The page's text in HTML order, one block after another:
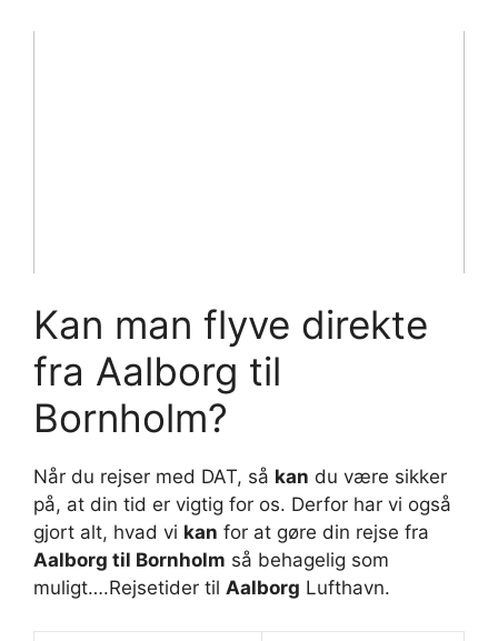
Kan man flyve direkte
fra Aalborg til
Bornholm?
Når du rejser med DAT, så kan du være sikker
på, at din tid er vigtig for os. Derfor har vi også
gjort alt, hvad vi kan for at gøre din rejse fra
Aalborg til Bornholm så behagelig som
muligt….Rejsetider til Aalborg Lufthavn.